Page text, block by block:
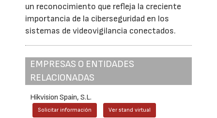
un reconocimiento que refleja la creciente
importancia de la ciberseguridad en los
sistemas de videovigilancia conectados.
EMPRESAS O ENTIDADES
RELACIONADAS
Hikvision Spain, S.L.
Solicitar información Ver stand virtual